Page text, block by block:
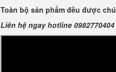
Toàn bộ sản phẩm đều được
Liên hệ ngay hotline